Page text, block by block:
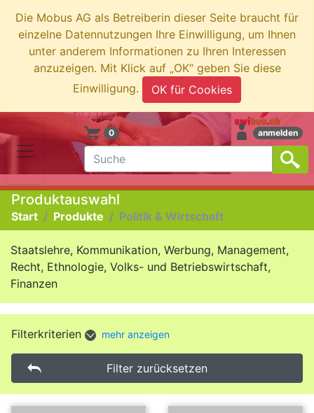
Die Mobus AG als Betreiberin dieser Seite braucht für
einzelne Datennutzungen Ihre Einwilligung, um Ihnen
unter anderem Informationen zu Ihren Interessen
anzuzeigen. Mit Klick auf „OK“ geben Sie diese
Einwilligung.
OK für Cookies
0 anmelden
Produktauswahl
Start Produkte Politik & Wirtschaft
Staatslehre, Kommunikation, Werbung, Management,
Recht, Ethnologie, Volks- und Betriebswirtschaft,
Finanzen
Filterkriterien mehr anzeigen
Filter zurücksetzen